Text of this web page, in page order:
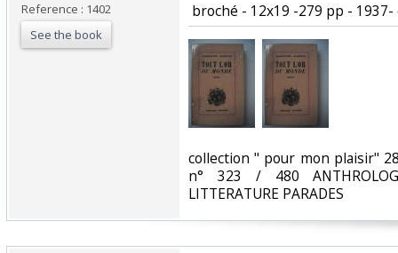
Reference : 1402
See the book
broché - 12x19 -279 pp -
‎collection " pour mon plaisir"
n° 323 / 480
LITTERATURE PARADES‎